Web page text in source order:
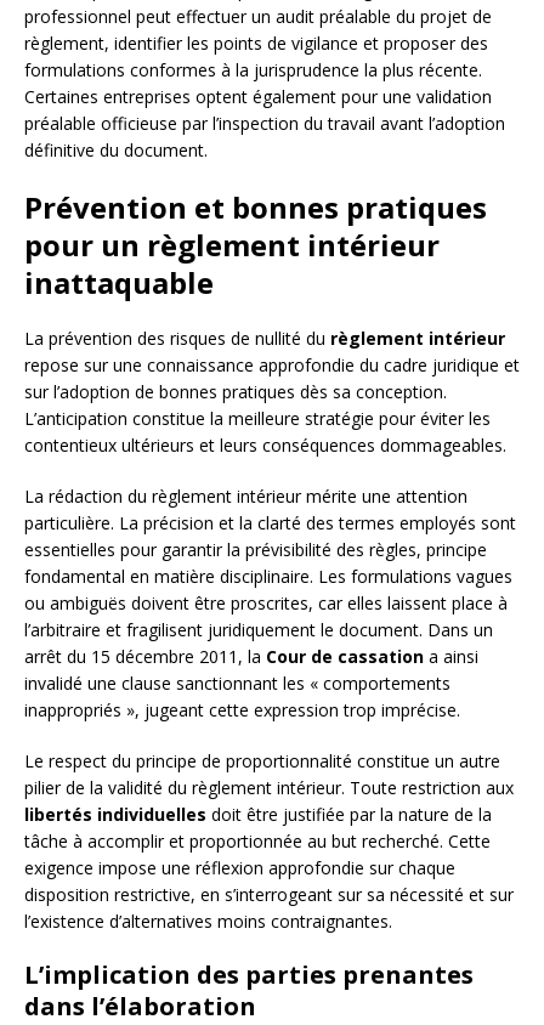
professionnel peut effectuer un audit préalable du projet de
règlement, identifier les points de vigilance et proposer des
formulations conformes à la jurisprudence la plus récente.
Certaines entreprises optent également pour une validation
préalable officieuse par l’inspection du travail avant l’adoption
définitive du document.
Prévention et bonnes pratiques
pour un règlement intérieur
inattaquable
La prévention des risques de nullité du règlement intérieur
repose sur une connaissance approfondie du cadre juridique et
sur l’adoption de bonnes pratiques dès sa conception.
L’anticipation constitue la meilleure stratégie pour éviter les
contentieux ultérieurs et leurs conséquences dommageables.
La rédaction du règlement intérieur mérite une attention
particulière. La précision et la clarté des termes employés sont
essentielles pour garantir la prévisibilité des règles, principe
fondamental en matière disciplinaire. Les formulations vagues
ou ambiguës doivent être proscrites, car elles laissent place à
l’arbitraire et fragilisent juridiquement le document. Dans un
arrêt du 15 décembre 2011, la Cour de cassation a ainsi
invalidé une clause sanctionnant les « comportements
inappropriés », jugeant cette expression trop imprécise.
Le respect du principe de proportionnalité constitue un autre
pilier de la validité du règlement intérieur. Toute restriction aux
libertés individuelles doit être justifiée par la nature de la
tâche à accomplir et proportionnée au but recherché. Cette
exigence impose une réflexion approfondie sur chaque
disposition restrictive, en s’interrogeant sur sa nécessité et sur
l’existence d’alternatives moins contraignantes.
L’implication des parties prenantes
dans l’élaboration